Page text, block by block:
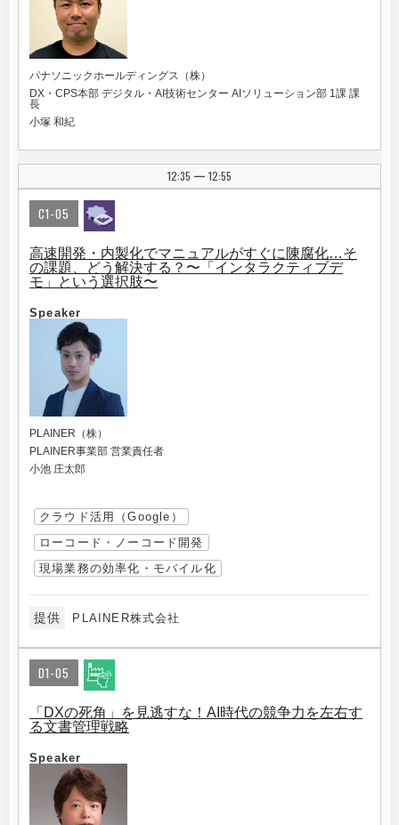
パナソニックホールディングス（株）
DX・CPS本部 デジタル・AI技術センター AIソリューション部 1課 課
長
小塚 和紀
12:35 | 12:55
C1-05
高速開発・内製化でマニュアルがすぐに陳腐化…そ
の課題、どう解決する？〜「インタラクティブデ
モ」という選択肢〜
Speaker
PLAINER（株）
PLAINER事業部 営業責任者
小池 庄太郎
クラウド活用（Google）
ローコード・ノーコード開発
現場業務の効率化・モバイル化
提供 PLAINER株式会社
D1-05
「DXの死角」を見逃すな！AI時代の競争力を左右す
る文書管理戦略
Speaker